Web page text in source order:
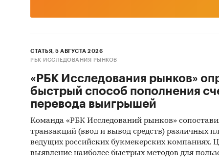
СТАТЬЯ, 5 АВГУСТА 2026
РБК ИССЛЕДОВАНИЯ РЫНКОВ
«РБК Исследования рынков»
быстрый способ пополнения
перевода выигрышей
Команда «РБК Исследований рынков»
транзакций (ввод и вывод средств) различных
ведущих российских букмекерских компаниях.
выявление наиболее быстрых методов для